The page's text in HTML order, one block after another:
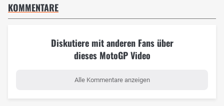
KOMMENTARE
Diskutiere mit anderen Fans über
dieses MotoGP Video
Alle Kommentare anzeigen